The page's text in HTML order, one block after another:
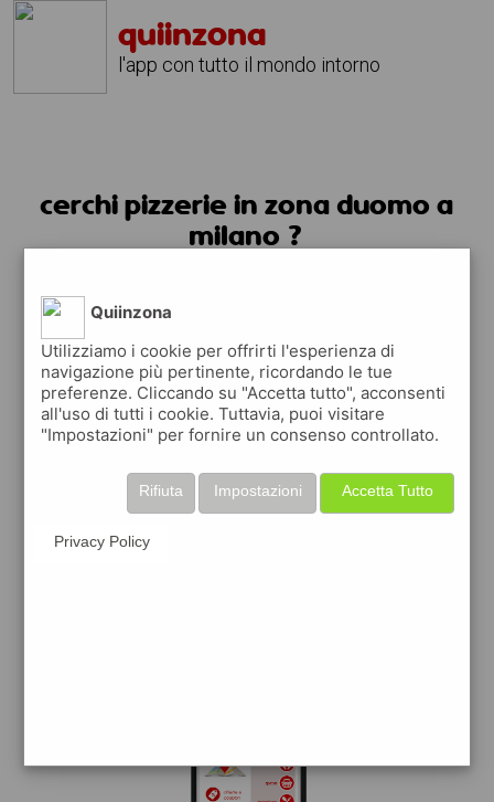
quiinzona
l'app con tutto il mondo intorno
cerchi pizzerie in zona duomo a
milano ?
Quiinzona
Utilizziamo i cookie per offrirti l'esperienza di
navigazione più pertinente, ricordando le tue
preferenze. Cliccando su "Accetta tutto", acconsenti
all'uso di tutti i cookie. Tuttavia, puoi visitare
"Impostazioni" per fornire un consenso controllato.
Accetta Tutto
Impostazioni
Rifiuta
Privacy Policy